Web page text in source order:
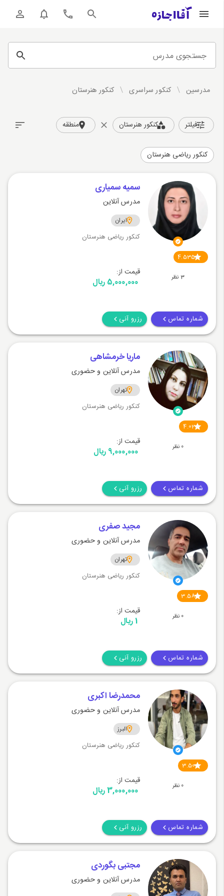
جستجوی مدرس
مدرسین / کنکور سراسری / کنکور هنرستان
فیلتر کنکور هنرستان منطقه
کنکور ریاضی هنرستان
4.535
3 نظر
سمیه سمیاری
مدرس آنلاین
ایران
کنکور ریاضی هنرستان
قیمت از:
5,000,000 ریال
شماره تماس رزرو آنی
4.02
0 نظر
ماریا خرمشاهی
مدرس آنلاین و حضوری
تهران
کنکور ریاضی هنرستان
قیمت از:
9,000,000 ریال
شماره تماس رزرو آنی
3.58
0 نظر
مجید صفری
مدرس آنلاین و حضوری
تهران
کنکور ریاضی هنرستان
قیمت از:
1 ریال
شماره تماس رزرو آنی
3.50
0 نظر
محمدرضا اکبری
مدرس آنلاین و حضوری
البرز
کنکور ریاضی هنرستان
قیمت از:
3,000,000 ریال
شماره تماس رزرو آنی
مجتبی بگوردی
مدرس آنلاین و حضوری